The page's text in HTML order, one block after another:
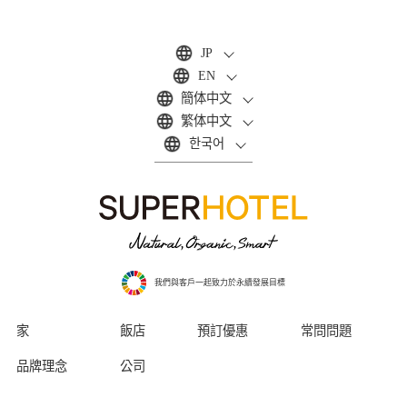
JP
EN
簡体中文
繁体中文
한국어
我們與客戶一起致力於永續發展目標
家 飯店 預訂優惠 常問問題
品牌理念 公司